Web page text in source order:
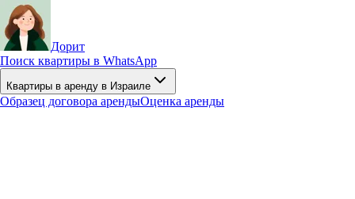
Дорит
Поиск квартиры в WhatsApp
Квартиры в аренду в Израиле
Образец договора арендыОценка аренды